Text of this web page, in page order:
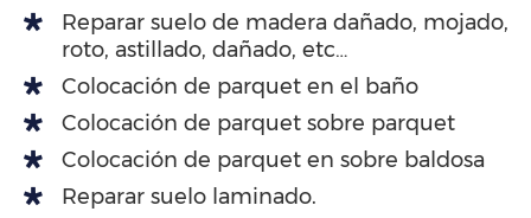
Reparar suelo de madera dañado, mojado,
roto, astillado, dañado, etc…
Colocación de parquet en el baño
Colocación de parquet sobre parquet
Colocación de parquet en sobre baldosa
Reparar suelo laminado.